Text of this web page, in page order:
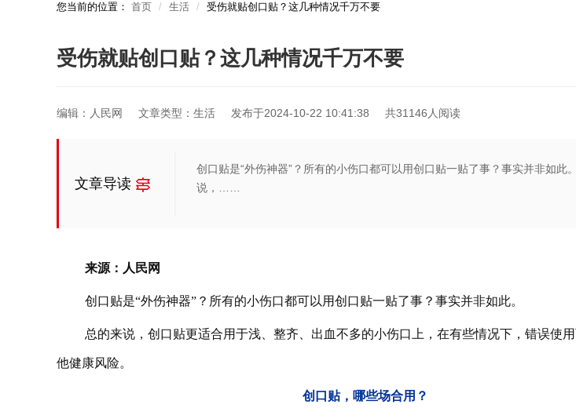
您当前的位置： 首页 生活 受伤就贴创口贴？这几种情况千万不要
受伤就贴创口贴？这几种情况千万不要
编辑：人民网 文章类型：生活 发布于2024-10-22 10:41:38 共31146人阅读
文章导读
创口贴是“外伤神器”？所有的小伤口都可以用创口贴一贴了事？事实并非如此
说，……
来源：人民网
创口贴是“外伤神器”？所有的小伤口都可以用创口贴一贴了事？事实并非如此。
总的来说，创口贴更适合用于浅、整齐、出血不多的小伤口上，在有些情况下，错误使
他健康风险。
创口贴，哪些场合用？